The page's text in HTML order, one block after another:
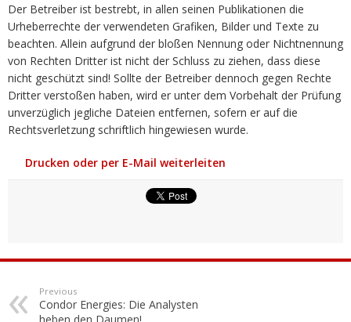
Der Betreiber ist bestrebt, in allen seinen Publikationen die
Urheberrechte der verwendeten Grafiken, Bilder und Texte zu
beachten. Allein aufgrund der bloßen Nennung oder Nichtnennung
von Rechten Dritter ist nicht der Schluss zu ziehen, dass diese
nicht geschützt sind! Sollte der Betreiber dennoch gegen Rechte
Dritter verstoßen haben, wird er unter dem Vorbehalt der Prüfung
unverzüglich jegliche Dateien entfernen, sofern er auf die
Rechtsverletzung schriftlich hingewiesen wurde.
Drucken oder per E-Mail weiterleiten
Previous
Condor Energies: Die Analysten